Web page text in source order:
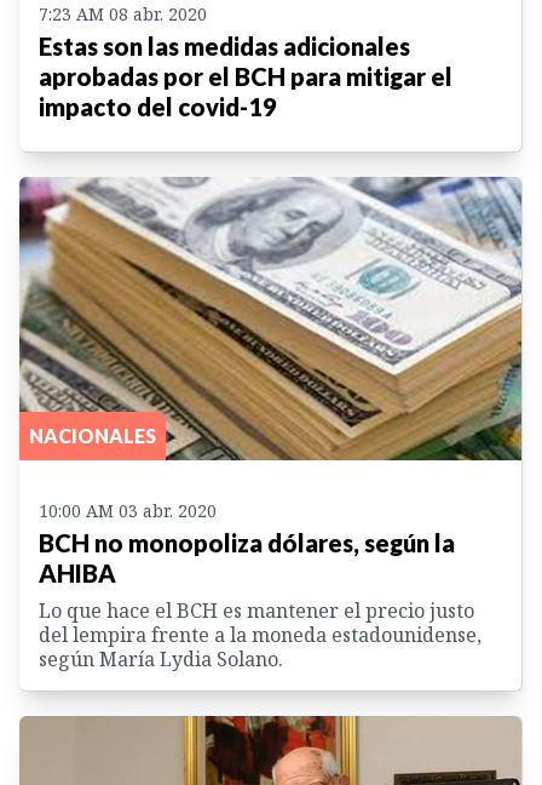
7:23 AM 08 abr. 2020
Estas son las medidas adicionales
aprobadas por el BCH para mitigar el
impacto del covid-19
NACIONALES
10:00 AM 03 abr. 2020
BCH no monopoliza dólares, según la
AHIBA
Lo que hace el BCH es mantener el precio justo
del lempira frente a la moneda estadounidense,
según María Lydia Solano.